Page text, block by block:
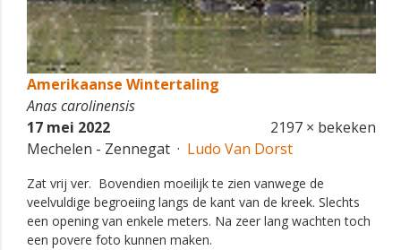
Amerikaanse Wintertaling
Anas carolinensis
17 mei 2022
2197 × bekeken
Mechelen - Zennegat · Ludo Van Dorst
Zat vrij ver. Bovendien moeilijk te zien vanwege de
veelvuldige begroeiing langs de kant van de kreek. Slechts
een opening van enkele meters. Na zeer lang wachten toch
een povere foto kunnen maken.